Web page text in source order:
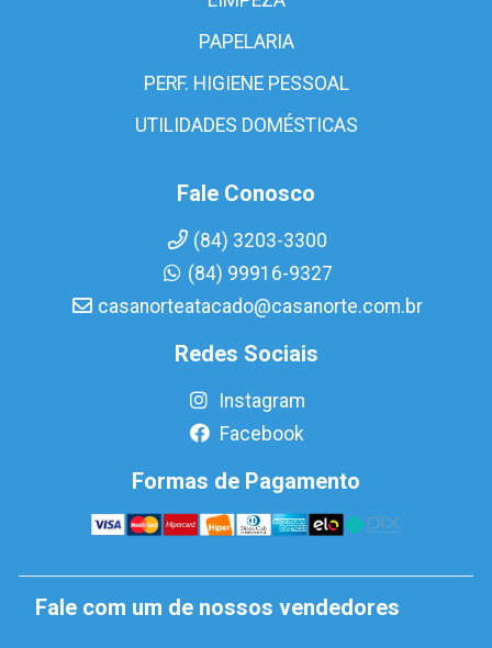
PAPELARIA
PERF. HIGIENE PESSOAL
UTILIDADES DOMÉSTICAS
Fale Conosco
(84) 3203-3300
(84) 99916-9327
casanorteatacado@casanorte.com.br
Redes Sociais
Instagram
Facebook
Formas de Pagamento
Fale com um de nossos vendedores